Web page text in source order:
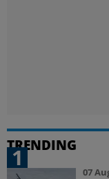
TRENDING
1
07